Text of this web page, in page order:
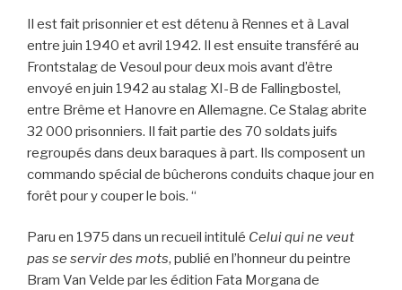
Il est fait prisonnier et est détenu à Rennes et à Laval
entre juin 1940 et avril 1942. Il est ensuite transféré au
Frontstalag de Vesoul pour deux mois avant d’être
envoyé en juin 1942 au stalag XI-B de Fallingbostel,
entre Brême et Hanovre en Allemagne. Ce Stalag abrite
32 000 prisonniers. Il fait partie des 70 soldats juifs
regroupés dans deux baraques à part. Ils composent un
commando spécial de bûcherons conduits chaque jour en
forêt pour y couper le bois. “
Paru en 1975 dans un recueil intitulé Celui qui ne veut
pas se servir des mots, publié en l’honneur du peintre
Bram Van Velde par les édition Fata Morgana de